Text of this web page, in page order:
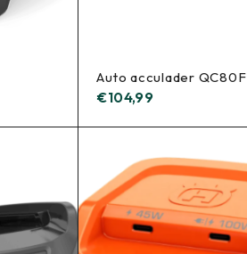
Auto acculader QC80F
€104,99